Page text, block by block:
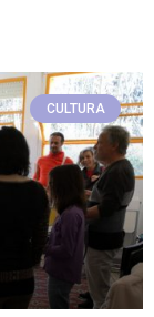
CULTURA